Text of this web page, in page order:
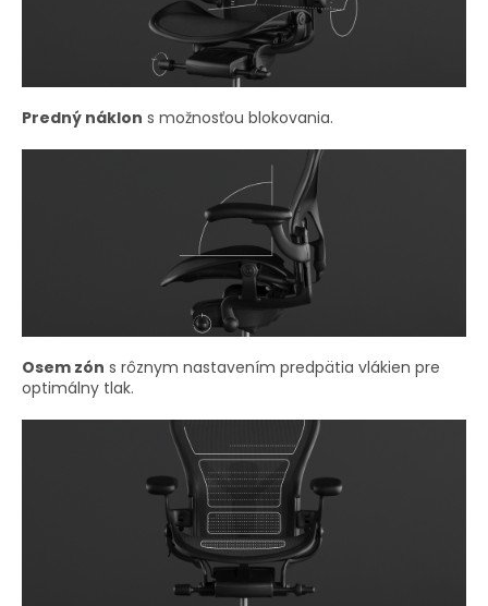
Predný náklon s možnosťou blokovania.
Osem zón s rôznym nastavením predpätia vlákien pre
optimálny tlak.